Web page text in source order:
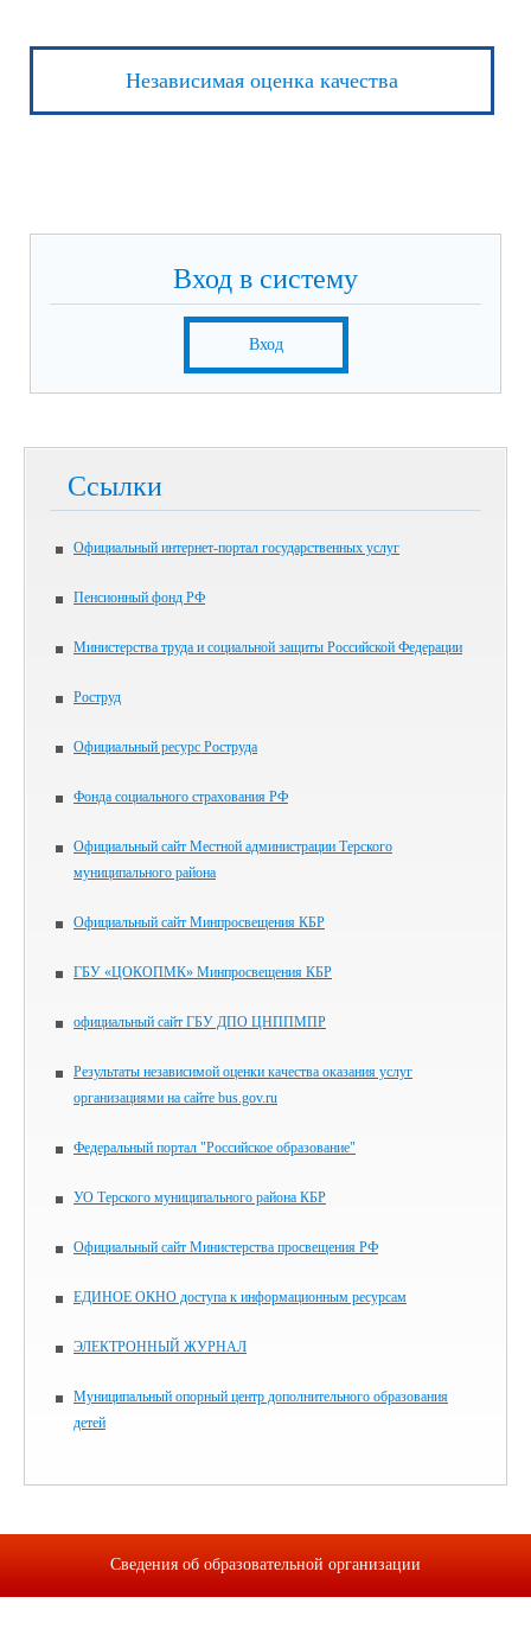
Независимая оценка качества
Вход в систему
Вход
Ссылки
Официальный интернет-портал государственных услуг
Пенсионный фонд РФ
Министерства труда и социальной защиты Российской Федерации
Роструд
Официальный ресурс Роструда
Фонда социального страхования РФ
Официальный сайт Местной администрации Терского
муниципального района
Официальный сайт Минпросвещения КБР
ГБУ «ЦОКОПМК» Минпросвещения КБР
официальный сайт ГБУ ДПО ЦНППМПР
Результаты независимой оценки качества оказания услуг
организациями на сайте bus.gov.ru
Федеральный портал "Российское образование"
УО Терского муниципального района КБР
Официальный сайт Министерства просвещения РФ
ЕДИНОЕ ОКНО доступа к информационным ресурсам
ЭЛЕКТРОННЫЙ ЖУРНАЛ
Муниципальный опорный центр дополнительного образования
детей
Сведения об образовательной организации